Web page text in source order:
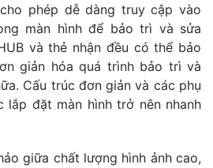
cho phép dễ dàng truy cập vào
màn hình để bảo trì và sửa
và thẻ nhận đều có thể bảo
giản hóa quá trình bảo trì và
Cấu trúc đơn giản và các phụ
lắp đặt màn hình trở nên nhanh
giữa chất lượng hình ảnh cao,